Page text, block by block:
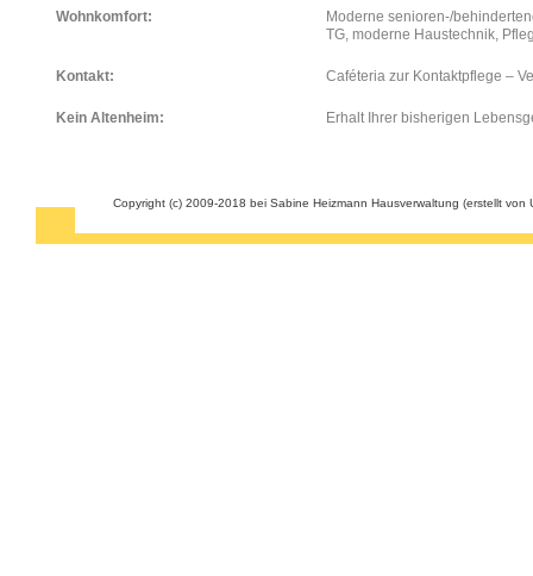
Wohnkomfort:
Moderne senioren-/
TG, moderne Haustechnik,
Kontakt: Caféteria zur Kontaktpflege –
Kein Altenheim: Erhalt Ihrer bisherigen
Copyright (c) 2009-2018 bei Sabine Heizmann Hausverwaltung (erstellt von